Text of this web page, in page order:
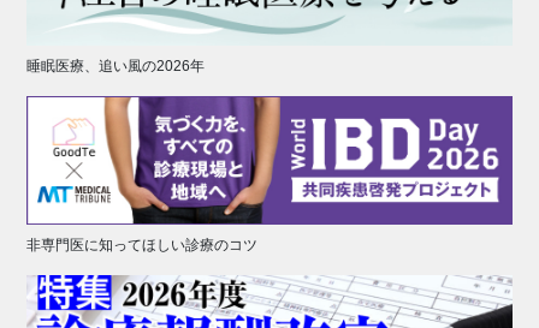
睡眠医療、追い風の2026年
非専門医に知ってほしい診療のコツ